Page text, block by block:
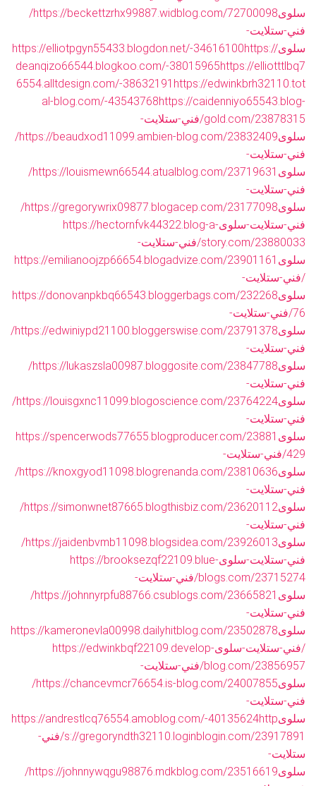
سلوى
https://beckettzrhx99887.widblog.com/72700098/
فني-ستلايت-
سلوى
https://elliotpgyn55433.blogdon.net/-34616100https://
deanqizo66544.blogkoo.com/-38015965https://elliotttlbq7
6554.alltdesign.com/-38632191 https://edwinkbrh32110.tot
al-blog.com/-43543768https://caidenniyo65543.blog-
gold.com/23878315/فني-ستلايت-
سلوى
https://beaudxod11099.ambien-blog.com/23832409/
فني-ستلايت-
سلوى
https://louismewn66544.atualblog.com/23719631/
فني-ستلايت-
سلوى
https://gregorywrix09877.blogacep.com/23177098/
فني-ستلايت-سلوىhttps://hectornfvk44322.blog-a-
story.com/23880033/فني-ستلايت-
سلوى https://emilianoojzp66654.blogadvize.com/23901161
/فني-ستلايت-
سلوىhttps://donovanpkbq66543.bloggerbags.com/232268
76/فني-ستلايت-
سلوى
https://edwiniypd21100.bloggerswise.com/23791378/
فني-ستلايت-
سلوى
https://lukaszsla00987.bloggosite.com/23847788/
فني-ستلايت-
سلوى
https://louisgxnc11099.blogoscience.com/23764224/
فني-ستلايت-
سلوى https://spencerwods77655.blogproducer.com/23881
429/فني-ستلايت-
سلوى
https://knoxgyod11098.blogrenanda.com/23810636/
فني-ستلايت-
سلوى
https://simonwnet87665.blogthisbiz.com/23620112/
فني-ستلايت-
سلوى
https://jaidenbvmb11098.blogsidea.com/23926013/
فني-ستلايت-سلوىhttps://brooksezqf22109.blue-
blogs.com/23715274/فني-ستلايت-
سلوى
https://johnnyrpfu88766.csublogs.com/23665821/
فني-ستلايت-
سلوىhttps://kameronevla00998.dailyhitblog.com/23502878
/فني-ستلايت-سلوىhttps://edwinkbqf22109.develop-
blog.com/23856957/فني-ستلايت-
سلوى
https://chancevmcr76654.is-blog.com/24007855/
فني-ستلايت-
سلوى
https://andrestlcq76554.amoblog.com/-40135624http
s://gregoryndth32110.loginblogin.com/23917891/فني-
ستلايت-
سلوى
https://johnnywqgu98876.mdkblog.com/23516619/